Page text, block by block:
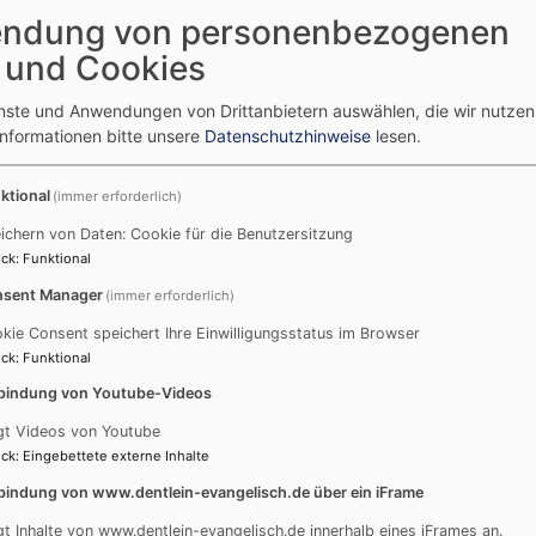
files/styles/video_embed_wysiwyg_preview/
","settings":
|
files/styles/video_embed_wysiwyg_preview/
7SB73HbDsB0","settings":
|
files/styles/video_embed_wysiwyg_preview/
","settings":
|
files/styles/video_embed_wysiwyg_preview/
|
von personenbezogenen
Cookies
und Anwendungen von Drittanbietern auswählen, die wir nutzen
bitte unsere Datenschutzhinweise lesen.
(immer erforderlich)
von Daten: Cookie für die Benutzersitzung
: Funktional
Manager (immer erforderlich)
Consent speichert Ihre Einwilligungsstatus im Browser
: Funktional
von Youtube-Videos
Videos von Youtube
: Eingebettete externe Inhalte
von www.dentlein-evangelisch.de über ein iFrame
Inhalte von www.dentlein-evangelisch.de innerhalb eines iFrames an.